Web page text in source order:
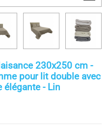
230x250 cm -
pour lit double avec
élégante - Lin